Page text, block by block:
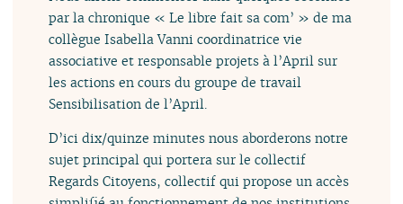
par la chronique « Le libre fait sa com’ » de ma
collègue Isabella Vanni coordinatrice vie
associative et responsable projets à l’April sur
les actions en cours du groupe de travail
Sensibilisation de l’April.
D’ici dix/quinze minutes nous aborderons notre
sujet principal qui portera sur le collectif
Regards Citoyens, collectif qui propose un accès